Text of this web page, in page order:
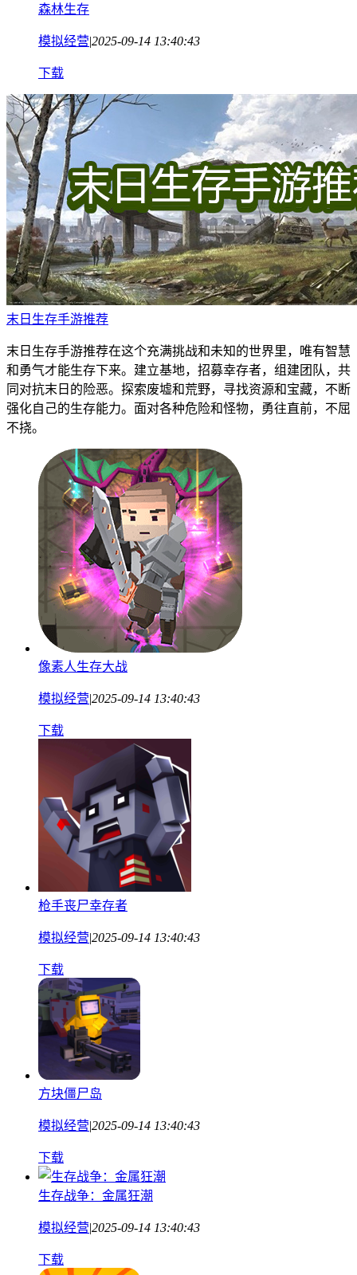
森林生存
模拟经营|2025-09-14 13:40:43
下载
末日生存手游推荐
末日生存手游推荐在这个充满挑战和未知的世界里，唯有智慧
和勇气才能生存下来。建立基地，招募幸存者，组建团队，共
同对抗末日的险恶。探索废墟和荒野，寻找资源和宝藏，不断
强化自己的生存能力。面对各种危险和怪物，勇往直前，不屈
不挠。
像素人生存大战
模拟经营|2025-09-14 13:40:43
下载
枪手丧尸幸存者
模拟经营|2025-09-14 13:40:43
下载
方块僵尸岛
模拟经营|2025-09-14 13:40:43
下载
生存战争：金属狂潮
模拟经营|2025-09-14 13:40:43
下载